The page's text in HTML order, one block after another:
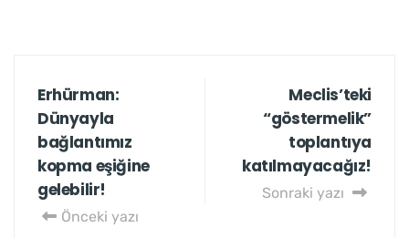
Erhürman:
Dünyayla
bağlantımız
kopma eşiğine
gelebilir!
Önceki yazı
Meclis’teki
“göstermelik”
toplantıya
katılmayacağız!
Sonraki yazı